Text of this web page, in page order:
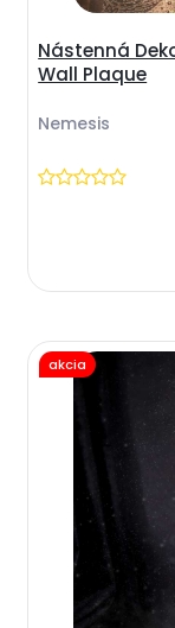
Nástenná
Wall Plaque
Nemesis
akcia